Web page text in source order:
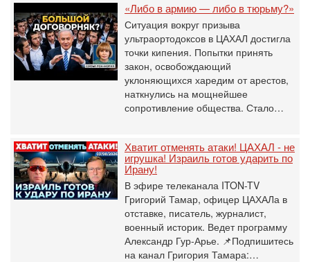
«Либо в армию — либо в тюрьму?»
Ситуация вокруг призыва
ультраортодоксов в ЦАХАЛ достигла
точки кипения. Попытки принять
закон, освобождающий
уклоняющихся харедим от арестов,
наткнулись на мощнейшее
сопротивление общества. Стало…
Хватит отменять атаки! ЦАХАЛ - не
игрушка! Израиль готов ударить по
Ирану!
В эфире телеканала ITON-TV
Григорий Тамар, офицер ЦАХАЛа в
отставке, писатель, журналист,
военный историк. Ведет программу
Александр Гур-Арье. 📌Подпишитесь
на канал Григория Тамара:…